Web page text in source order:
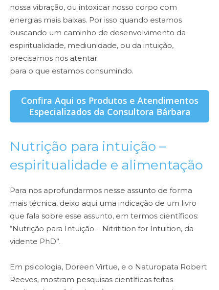
nossa vibração, ou intoxicar nosso corpo com
energias mais baixas. Por isso quando estamos
buscando um caminho de desenvolvimento da
espiritualidade, mediunidade, ou da intuição,
precisamos nos atentar
para o que estamos consumindo.
Confira Aqui os Produtos e Atendimentos
Especializados da Consultora Bárbara
Nutrição para intuição –
espiritualidade e alimentação
Para nos aprofundarmos nesse assunto de forma
mais técnica, deixo aqui uma indicação de um livro
que fala sobre esse assunto, em termos científicos:
“Nutrição para Intuição – Nitritition for Intuition, da
vidente PhD”.
Em psicologia, Doreen Virtue, e o Naturopata Robert
Reeves, mostram pesquisas científicas feitas